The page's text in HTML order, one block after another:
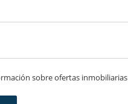
sobre ofertas inmobiliarias